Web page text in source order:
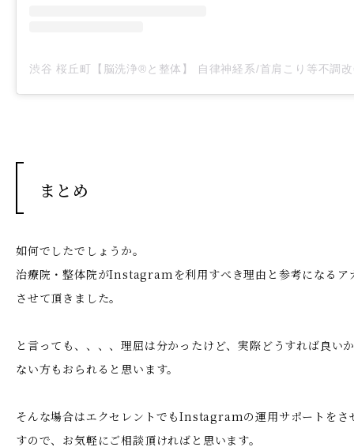
まとめ
如何でしたでしょうか。
治療院・整体院がInstagramを利用すべき理由と参考になるア
させて頂きました。
と言っても、、、、理屈は分かったけど、実際どうすれば良い
ない方もおられると思います。
そんな場合はエクセレントでもInstagramの運用サポートをさ
すので、お気軽にご相談頂ければと思います。